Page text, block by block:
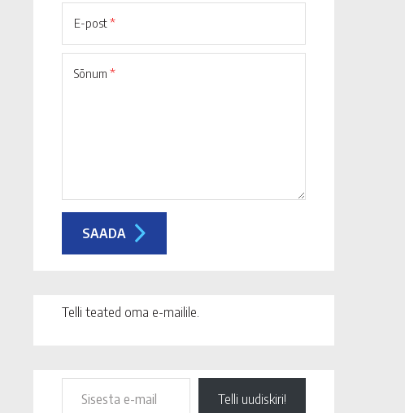
E-post*
Sõnum *
Telli teated oma e-mailile.
Telli uudiskiri!